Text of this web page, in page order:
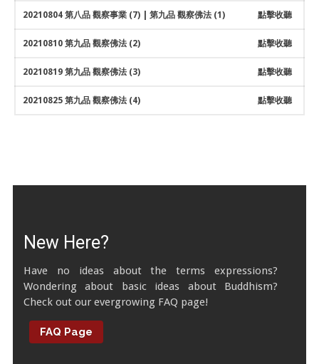
20210804 第八品 觀察事業 (7) | 第九品 觀察佛法 (1) 點擊收聽
20210810 第九品 觀察佛法 (2) 點擊收聽
20210819 第九品 觀察佛法 (3) 點擊收聽
20210825 第九品 觀察佛法 (4) 點擊收聽
New Here?
Have no ideas about the terms expressions?
Wondering about basic ideas about Buddhism?
Check out our evergrowing FAQ page!
FAQ Page